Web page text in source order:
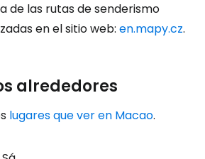
de las rutas de senderismo
en el sitio web: en.mapy.cz.
alrededores
lugares que ver en Macao.